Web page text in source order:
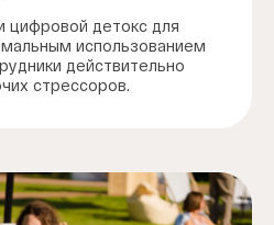
цифровой детокс для
использованием
действительно
стрессоров.